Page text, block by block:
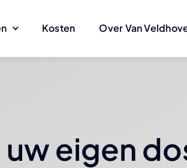
Kosten Over Van
uw eigen